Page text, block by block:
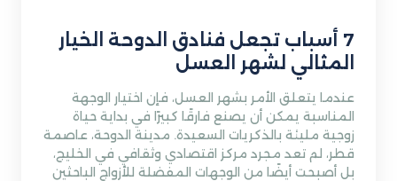
7 أسباب تجعل فنادق الدوحة الخيار
المثالي لشهر العسل
عندما يتعلق الأمر بشهر العسل، فإن اختيار الوجهة
المناسبة يمكن أن يصنع فارقًا كبيرًا في بداية حياة
زوجية مليئة بالذكريات السعيدة. مدينة الدوحة، عاصمة
قطر، لم تعد مجرد مركز اقتصادي وثقافي في الخليج،
بل أصبحت أيضًا من الوجهات المفضلة للأزواج الباحثين